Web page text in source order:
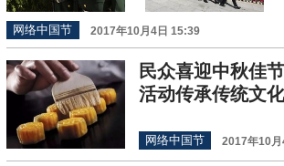
网络中国节 2017年10月4日 15:39
民众喜迎中秋佳
活动传承传统文化
网络中国节 2017年10